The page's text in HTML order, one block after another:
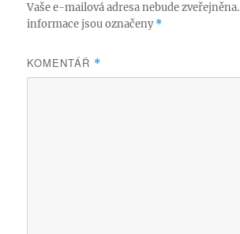
Vaše e-mailová adresa nebude zveřejněna.
informace jsou označeny*
KOMENTÁŘ *